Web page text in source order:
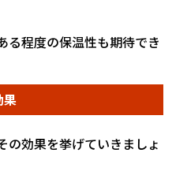
る程度の保温性も期待でき
果
の効果を挙げていきましょ